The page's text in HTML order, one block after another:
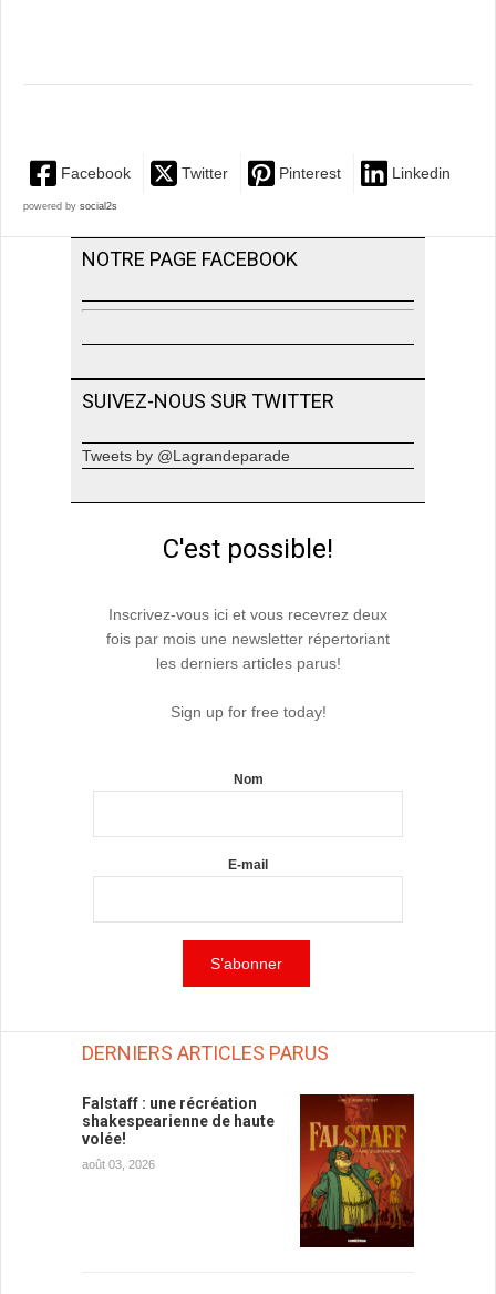
Facebook Twitter Pinterest Linkedin
powered by social2s
NOTRE PAGE FACEBOOK
SUIVEZ-NOUS SUR TWITTER
Tweets by @Lagrandeparade
C'est possible!
Inscrivez-vous ici et vous recevrez deux
fois par mois une newsletter répertoriant
les derniers articles parus!
Sign up for free today!
Nom
E-mail
DERNIERS ARTICLES PARUS
Falstaff : une récréation
shakespearienne de haute
volée!
août 03, 2026